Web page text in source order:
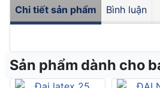
Chi tiết sản phẩm Bình luận
Sản phẩm dành cho